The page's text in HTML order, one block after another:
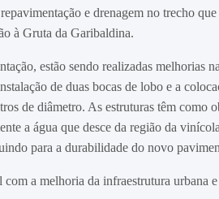
e drenagem no trecho
à Gruta da Garibaldina.
estão sendo realizadas melhorias
de duas bocas de lobo e a
de diâmetro. As estruturas têm como
a água que desce da região da
para a durabilidade do novo
a melhoria da infraestrutura urbana e